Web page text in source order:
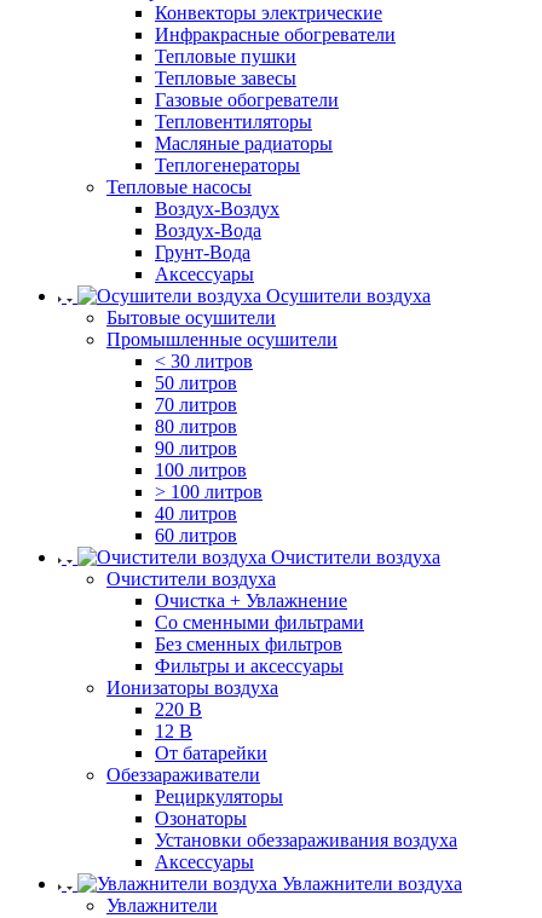
Конвекторы электрические
Инфракрасные обогреватели
Тепловые пушки
Тепловые завесы
Газовые обогреватели
Тепловентиляторы
Масляные радиаторы
Теплогенераторы
Тепловые насосы
Воздух-Воздух
Воздух-Вода
Грунт-Вода
Аксессуары
Осушители воздуха
Бытовые осушители
Промышленные осушители
< 30 литров
50 литров
70 литров
80 литров
90 литров
100 литров
> 100 литров
40 литров
60 литров
Очистители воздуха
Очистители воздуха
Очистка + Увлажнение
Cо сменными фильтрами
Без сменных фильтров
Фильтры и аксессуары
Ионизаторы воздуха
220 В
12 В
От батарейки
Обеззараживатели
Рециркуляторы
Озонаторы
Установки обеззараживания воздуха
Аксессуары
Увлажнители воздуха
Увлажнители